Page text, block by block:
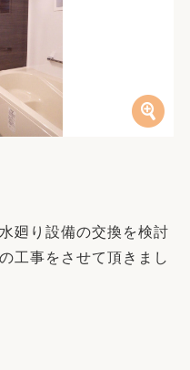
廻り設備の交換を検討
工事をさせて頂きまし